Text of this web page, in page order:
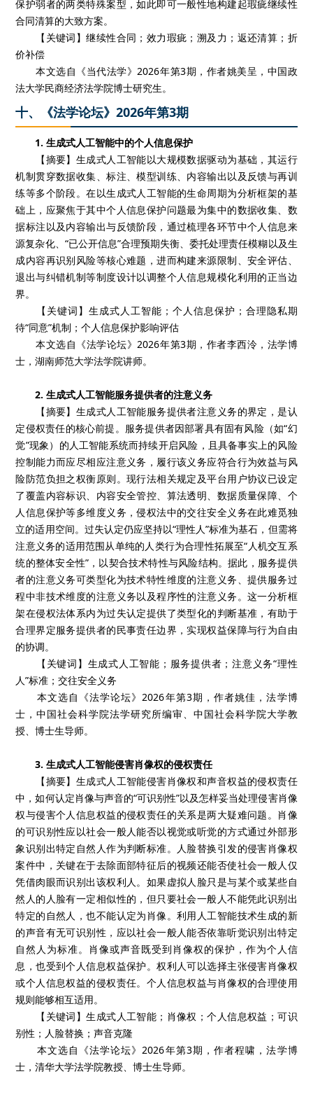
保护弱者的两类特殊案型，如此即可一般性地构建起瑕疵继续性
合同清算的大致方案。
【关键词】继续性合同；效力瑕疵；溯及力；返还清算；折
价补偿
本文选自《当代法学》2026年第3期，作者姚美呈，中国政
法大学民商经济法学院博士研究生。
十、《法学论坛》2026年第3期
1. 生成式人工智能中的个人信息保护
【摘要】生成式人工智能以大规模数据驱动为基础，其运行
机制贯穿数据收集、标注、模型训练、内容输出以及反馈与再训
练等多个阶段。在以生成式人工智能的生命周期为分析框架的基
础上，应聚焦于其中个人信息保护问题最为集中的数据收集、数
据标注以及内容输出与反馈阶段，通过梳理各环节中个人信息来
源复杂化、“已公开信息”合理预期失衡、委托处理责任模糊以及生
成内容再识别风险等核心难题，进而构建来源限制、安全评估、
退出与纠错机制等制度设计以调整个人信息规模化利用的正当边
界。
【关键词】生成式人工智能；个人信息保护；合理隐私期
待“同意”机制；个人信息保护影响评估
本文选自《法学论坛》2026年第3期，作者李西泠，法学博
士，湖南师范大学法学院讲师。
2. 生成式人工智能服务提供者的注意义务
【摘要】生成式人工智能服务提供者注意义务的界定，是认
定侵权责任的核心前提。服务提供者因部署具有固有风险（如“幻
觉”现象）的人工智能系统而持续开启风险，且具备事实上的风险
控制能力而应尽相应注意义务，履行该义务应符合行为效益与风
险防范负担之权衡原则。现行法相关规定及平台用户协议已设定
了覆盖内容标识、内容安全管控、算法透明、数据质量保障、个
人信息保护等多维度义务，侵权法中的交往安全义务在此难觅独
立的适用空间。过失认定仍应坚持以“理性人”标准为基石，但需将
注意义务的适用范围从单纯的人类行为合理性拓展至“人机交互系
统的整体安全性”，以契合技术特性与风险结构。据此，服务提供
者的注意义务可类型化为技术特性维度的注意义务、提供服务过
程中非技术维度的注意义务以及程序性的注意义务。这一分析框
架在侵权法体系内为过失认定提供了类型化的判断基准，有助于
合理界定服务提供者的民事责任边界，实现权益保障与行为自由
的协调。
【关键词】生成式人工智能；服务提供者；注意义务“理性
人”标准；交往安全义务
本文选自《法学论坛》2026年第3期，作者姚佳，法学博
士，中国社会科学院法学研究所编审、中国社会科学院大学教
授、博士生导师。
3. 生成式人工智能侵害肖像权的侵权责任
【摘要】生成式人工智能侵害肖像权和声音权益的侵权责任
中，如何认定肖像与声音的“可识别性”以及怎样妥当处理侵害肖像
权与侵害个人信息权益的侵权责任的关系是两大疑难问题。肖像
的可识别性应以社会一般人能否以视觉或听觉的方式通过外部形
象识别出特定自然人作为判断标准。人脸替换引发的侵害肖像权
案件中，关键在于去除面部特征后的视频还能否使社会一般人仅
凭借肉眼而识别出该权利人。如果虚拟人脸只是与某个或某些自
然人的人脸有一定相似性的，但只要社会一般人不能凭此识别出
特定的自然人，也不能认定为肖像。利用人工智能技术生成的新
的声音有无可识别性，应以社会一般人能否依靠听觉识别出特定
自然人为标准。肖像或声音既受到肖像权的保护，作为个人信
息，也受到个人信息权益保护。权利人可以选择主张侵害肖像权
或个人信息权益的侵权责任。个人信息权益与肖像权的合理使用
规则能够相互适用。
【关键词】生成式人工智能；肖像权；个人信息权益；可识
别性；人脸替换；声音克隆
本文选自《法学论坛》2026年第3期，作者程啸，法学博
士，清华大学法学院教授、博士生导师。